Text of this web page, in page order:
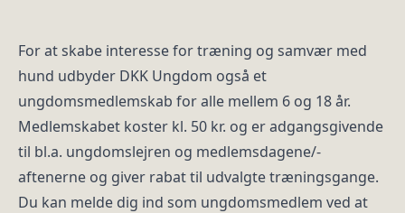
For at skabe interesse for træning og samvær med
hund udbyder DKK Ungdom også et
ungdomsmedlemskab for alle mellem 6 og 18 år.
Medlemskabet koster kl. 50 kr. og er adgangsgivende
til bl.a. ungdomslejren og medlemsdagene/-
aftenerne og giver rabat til udvalgte træningsgange.
Du kan melde dig ind som ungdomsmedlem ved at